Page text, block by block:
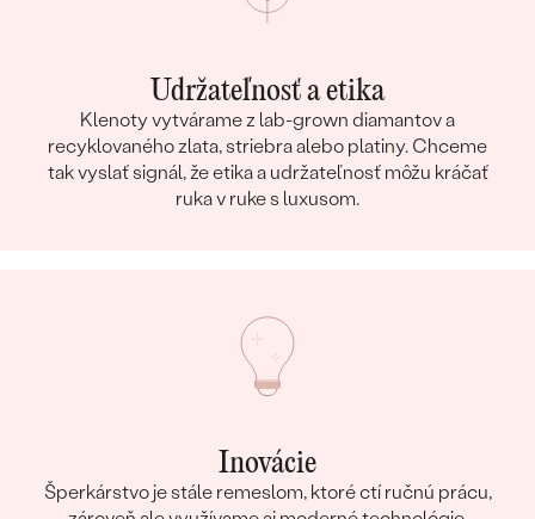
Udržateľnosť a etika
Klenoty vytvárame z lab-grown diamantov a
recyklovaného zlata, striebra alebo platiny. Chceme
tak vyslať signál, že etika a udržateľnosť môžu kráčať
ruka v ruke s luxusom.
Inovácie
Šperkárstvo je stále remeslom, ktoré ctí ručnú prácu,